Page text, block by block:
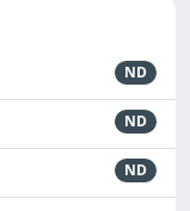
ND
ND
ND